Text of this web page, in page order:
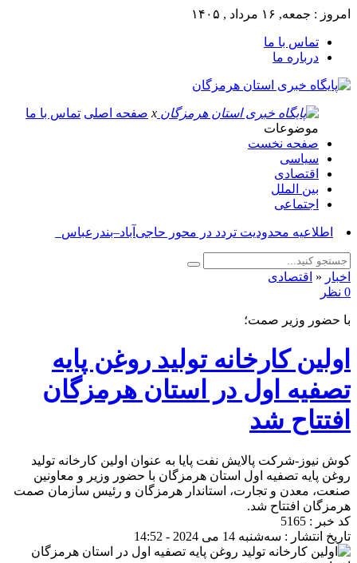
امروز : جمعه, ۱۶ مرداد , ۱۴۰۵
تماس با ما
درباره ما
x صفحه اصلی تماس با ما
موضوعات
صفحه نخست
سیاسی
اقتصادی
بین الملل
اجتماعی
آسوشی_
اخبار « اقتصادی
0 نظر
با حضور وزیر صمت؛
اولین کارخانه تولید روغن پایه
تصفیه اول در استان هرمزگان
افتتاح شد
کوش نیوز-شرکت پالایش نفت پایا به عنوان اولین کارخانه تولید
روغن پایه تصفیه اول استان هرمزگان با حضور وزیر و معاونین
صنعت، معدن و تجارت، استاندار هرمزگان و رئیس سازمان صمت
هرمزگان افتتاح شد.
کد خبر : 5165
تاریخ انتشار : سه‌شنبه 14 می 2024 - 14:52